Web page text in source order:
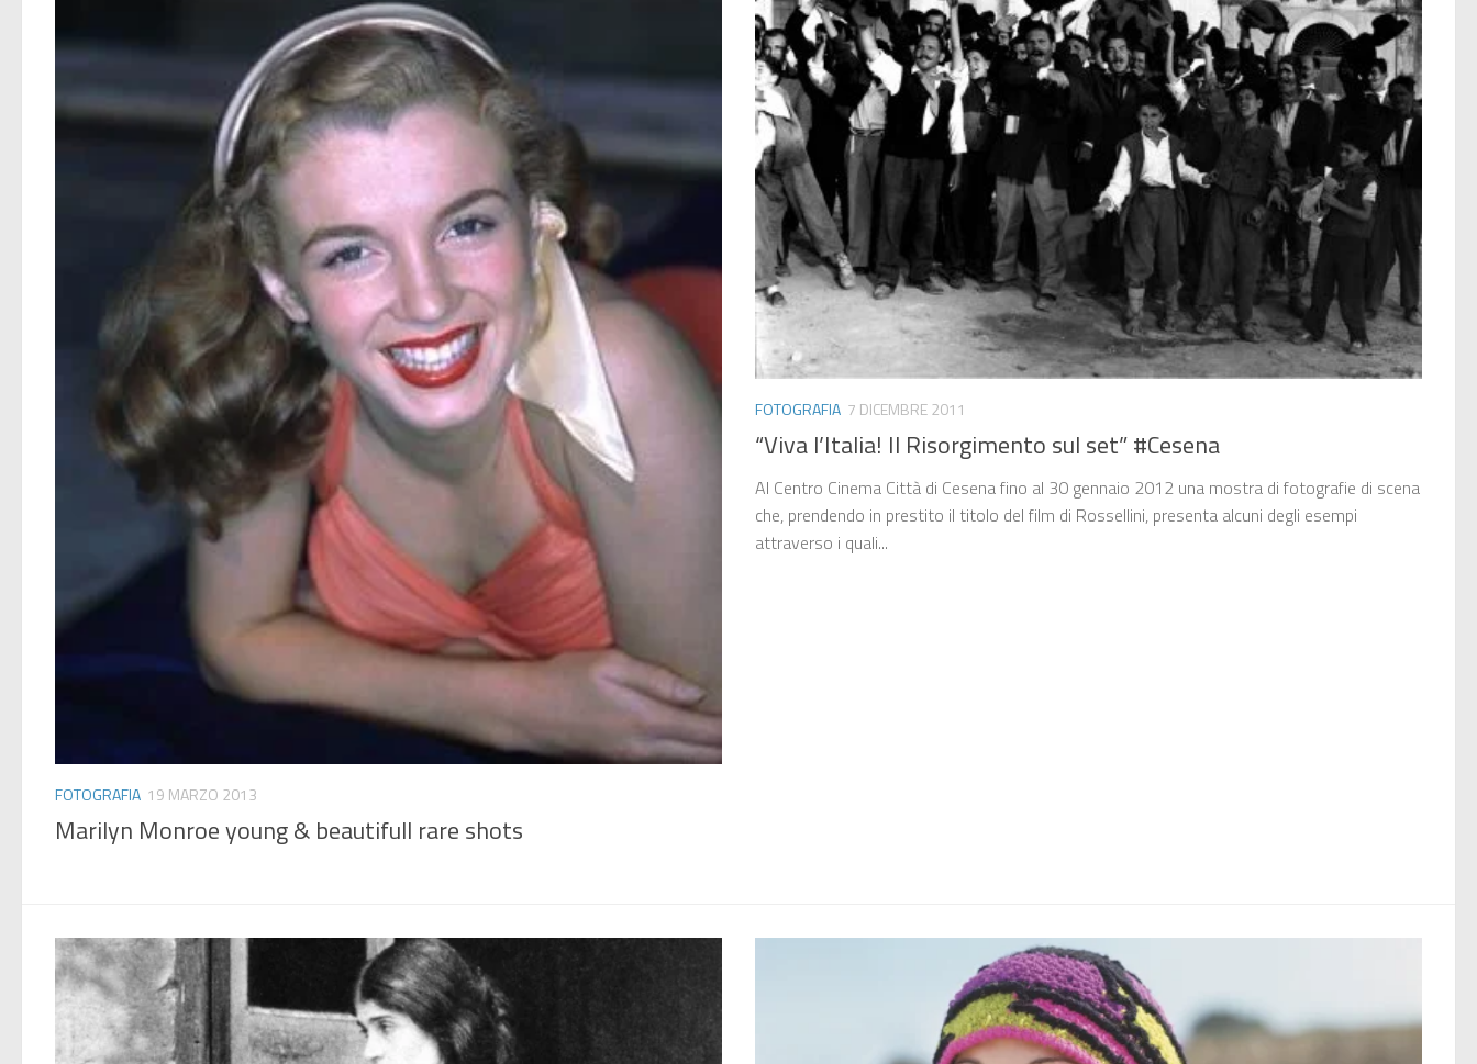
FOTOGRAFIA 19 MARZO 2013
Marilyn Monroe young & beautifull rare shots
FOTOGRAFIA 7 DICEMBRE 2011
“Viva l’Italia! Il Risorgimento sul set” #Cesena
Al Centro Cinema Città di Cesena fino al 30 gennaio 2012 una mostra di fotografie di scena
che, prendendo in prestito il titolo del film di Rossellini, presenta alcuni degli esempi
attraverso i quali...